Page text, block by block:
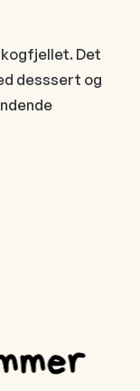
Det
desssert og